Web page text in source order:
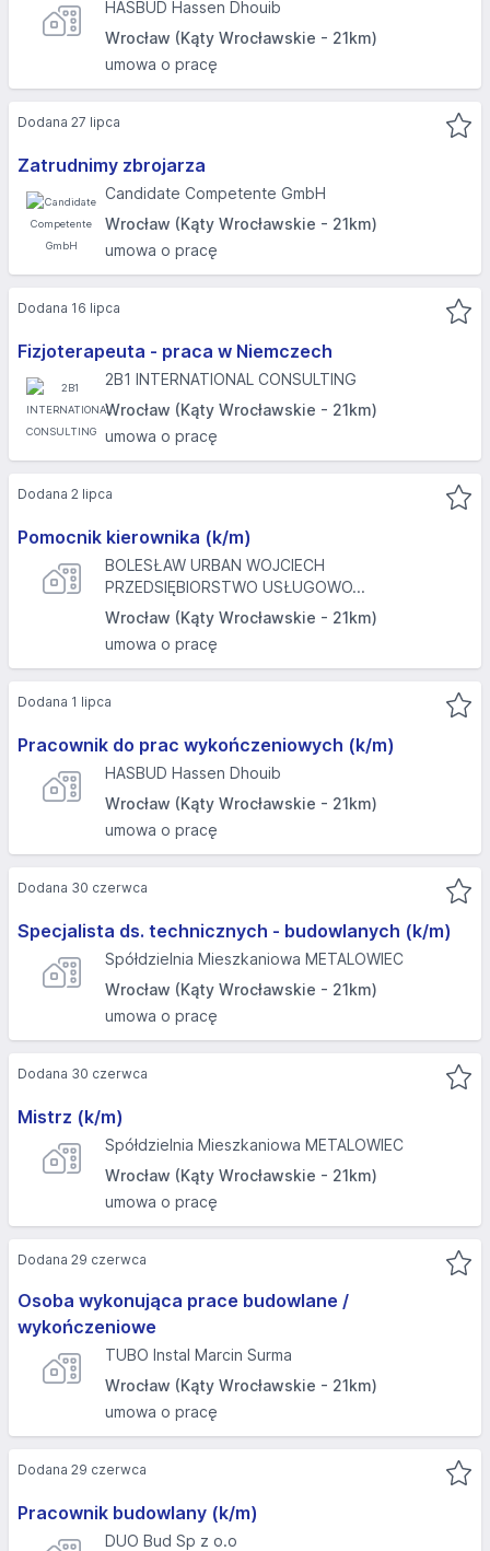
HASBUD Hassen Dhouib
Wrocław (Kąty Wrocławskie - 21km)
umowa o pracę
Zatrudnimy zbrojarza
Candidate Competente GmbH
Wrocław (Kąty Wrocławskie - 21km)
umowa o pracę
Dodana 27 lipca
Fizjoterapeuta - praca w Niemczech
2B1 INTERNATIONAL CONSULTING
Wrocław (Kąty Wrocławskie - 21km)
umowa o pracę
Dodana 16 lipca
Pomocnik kierownika (k/m)
BOLESŁAW URBAN WOJCIECH
PRZEDSIĘBIORSTWO USŁUGOWO...
Wrocław (Kąty Wrocławskie - 21km)
umowa o pracę
Dodana 2 lipca
Pracownik do prac wykończeniowych (k/m)
HASBUD Hassen Dhouib
Wrocław (Kąty Wrocławskie - 21km)
umowa o pracę
Dodana 1 lipca
Specjalista ds. technicznych - budowlanych (k/m)
Spółdzielnia Mieszkaniowa METALOWIEC
Wrocław (Kąty Wrocławskie - 21km)
umowa o pracę
Dodana 30 czerwca
Mistrz (k/m)
Spółdzielnia Mieszkaniowa METALOWIEC
Wrocław (Kąty Wrocławskie - 21km)
umowa o pracę
Dodana 30 czerwca
Osoba wykonująca prace budowlane /
wykończeniowe
TUBO Instal Marcin Surma
Wrocław (Kąty Wrocławskie - 21km)
umowa o pracę
Dodana 29 czerwca
Pracownik budowlany (k/m)
DUO Bud Sp z o.o
Dodana 29 czerwca